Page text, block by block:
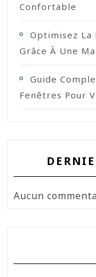
Confortable
Optimisez La
Grâce À Une
Guide
Fenêtres Pour
Aucun